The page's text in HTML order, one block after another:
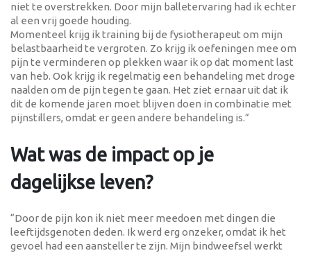
niet te overstrekken. Door mijn balletervaring had ik echter
al een vrij goede houding.
Momenteel krijg ik training bij de fysiotherapeut om mijn
belastbaarheid te vergroten. Zo krijg ik oefeningen mee om
pijn te verminderen op plekken waar ik op dat moment last
van heb. Ook krijg ik regelmatig een behandeling met droge
naalden om de pijn tegen te gaan. Het ziet ernaar uit dat ik
dit de komende jaren moet blijven doen in combinatie met
pijnstillers, omdat er geen andere behandeling is.”
Wat was de impact op je
dagelijkse leven?
“Door de pijn kon ik niet meer meedoen met dingen die
leeftijdsgenoten deden. Ik werd erg onzeker, omdat ik het
gevoel had een aansteller te zijn. Mijn bindweefsel werkt